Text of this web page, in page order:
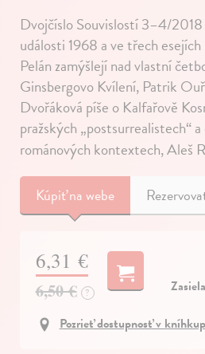
Dvojčíslo Souvislostí 3–4/
události 1968 a ve třech
Pelán zamýšlejí nad vlastní
Ginsbergovo Kvílení, Patrik
Dvořáková píše o Kalfařově
pražských „postsurrealistech“
románových kontextech, Aleš
Kúpiťna webe
6,31 €
6,50 € ?
Pozrieť dostupnosť v